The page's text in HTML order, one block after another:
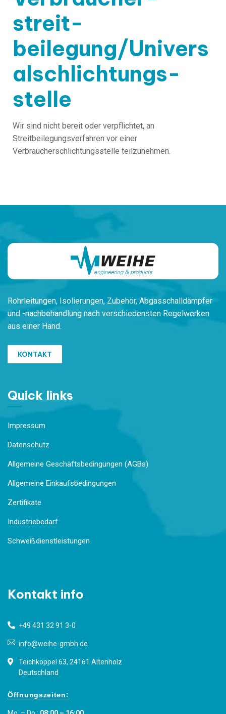
streit­
beilegung/Univers
al­schlichtungs­
stelle
Wir sind nicht bereit oder verpflichtet, an
Streitbeilegungsverfahren vor einer
Verbraucherschlichtungsstelle teilzunehmen.
Rohrleitungen, Isolierungen, Zubehör, Abgasschalldämpfer
und -nachbehandlung nach verschiedensten Regelwerken
aus einer Hand.
KONTAKT
Quick links
Impressum
Datenschutz
Allgemeine Geschäftsbedingungen (AGBs)
Allgemeine Einkaufsbedingungen
Zertifikate
Industriebedarf
Schweißdienstleistungen
Kontakt info
+49 431 32 91 3-0
info@weihe-gmbh.de
Teichkoppel 63, 24161 Altenholz
Deutschland
Öffnungszeiten: